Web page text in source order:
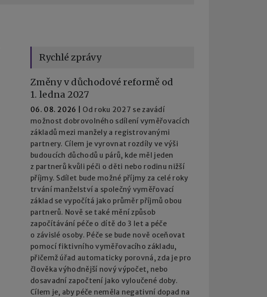
Rychlé zprávy
Změny v důchodové reformě od
1. ledna 2027
06. 08. 2026
Od roku 2027 se zavádí
možnost dobrovolného sdílení vyměřovacích
základů mezi manžely a registrovanými
partnery. Cílem je vyrovnat rozdíly ve výši
budoucích důchodů u párů, kde měl jeden
z partnerů kvůli péči o děti nebo rodinu nižší
příjmy. Sdílet bude možné příjmy za celé roky
trvání manželství a společný vyměřovací
základ se vypočítá jako průměr příjmů obou
partnerů. Nově se také mění způsob
započítávání péče o dítě do 3 let a péče
o závislé osoby. Péče se bude nově oceňovat
pomocí fiktivního vyměřovacího základu,
přičemž úřad automaticky porovná, zda je pro
člověka výhodnější nový výpočet, nebo
dosavadní započtení jako vyloučené doby.
Cílem je, aby péče neměla negativní dopad na